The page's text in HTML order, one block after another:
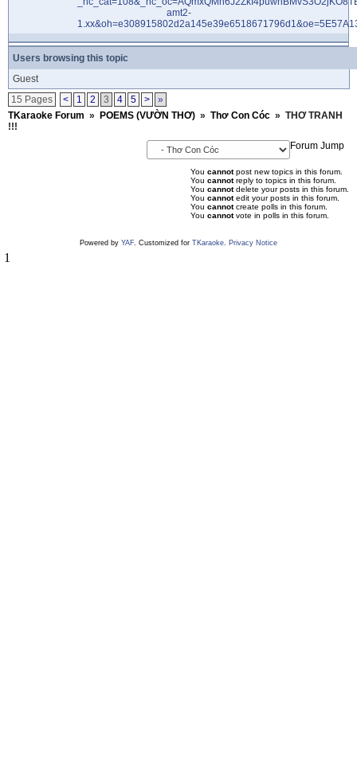
Users browsing this topic
Guest
15 Pages
< 1 2 3 4 5 >
»
TKaraoke Forum » POEMS (VƯỜN THƠ) » Thơ Con Cóc » THƠ TRANH
!!!
Forum Jump
You cannotpost new topics in this forum.
You cannotreply to topics in this forum.
You cannotdelete your posts in this forum.
You cannotedit your posts in this forum.
You cannotcreate polls in this forum.
You cannotvote in polls in this forum.
Powered by YAF. Customized for TKaraoke. Privacy Notice
1